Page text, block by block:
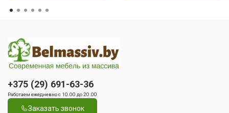
+375 (29) 691-63-36
Работаем ежедневно с 10.00 до 20.00
Заказать звонок